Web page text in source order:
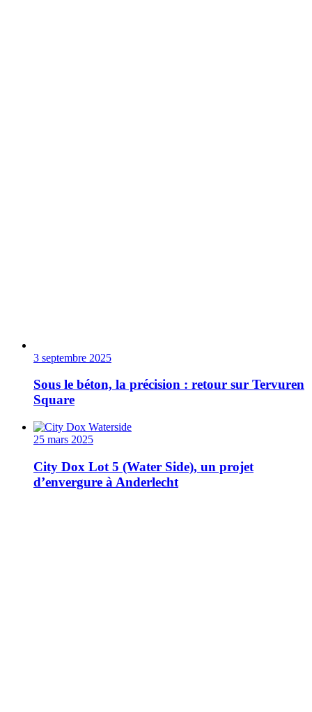
3 septembre 2025
Sous le béton, la précision : retour sur Tervuren
Square
25 mars 2025
City Dox Lot 5 (Water Side), un projet
d’envergure à Anderlecht